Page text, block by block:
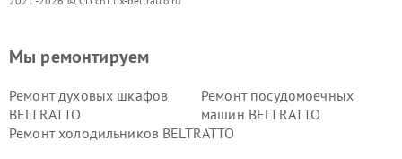
Мы ремонтируем
Ремонт духовых шкафов
BELTRATTO
Ремонт посудомоечных
машин BELTRATTO
Ремонт холодильников BELTRATTO